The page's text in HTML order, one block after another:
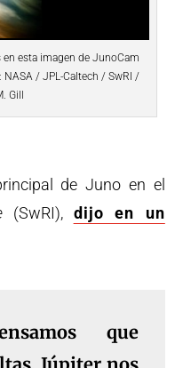
esta imagen de JunoCam
/ JPL-Caltech / SwRI /
Gill
de Juno en el
(SwRI), dijo en un
que